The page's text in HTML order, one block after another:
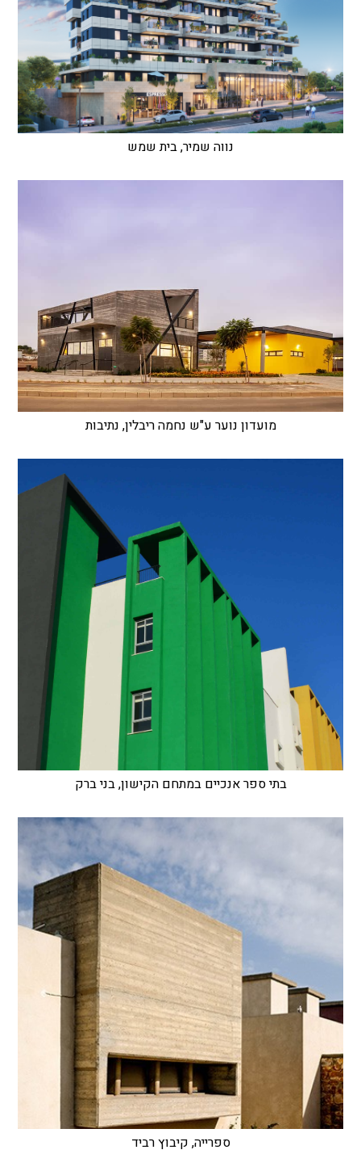
נווה שמיר, בית שמש
מועדון נוער ע"ש נחמה ריבלין, נתיבות
בתי ספר אנכיים במתחם הקישון, בני ברק
ספרייה, קיבוץ רביד